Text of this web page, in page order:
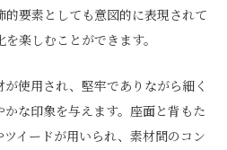
的要素としても意図的に表現されて
楽しむことができます。
使用され、堅牢でありながら細く
な印象を与えます。座面と背もた
イードが用いられ、素材間のコン